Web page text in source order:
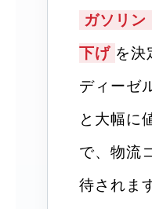
ガソリン
下げ を決
ディーゼ
と大幅に
で、物流
待されま